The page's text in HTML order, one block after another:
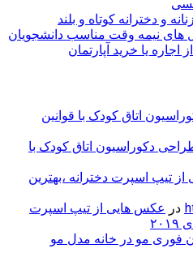
و دخترانه کوتاه و بلند
نیمه وقت مناسب دانشجویان
یا خرید آپارتمان
اتاق کودک با قوانین
دکوراسیون اتاق کودک با
تیپ اسپرت دخترانه ،بهترین
درعکس هایی از تیپ اسپرت
مو در خانه مدل مو